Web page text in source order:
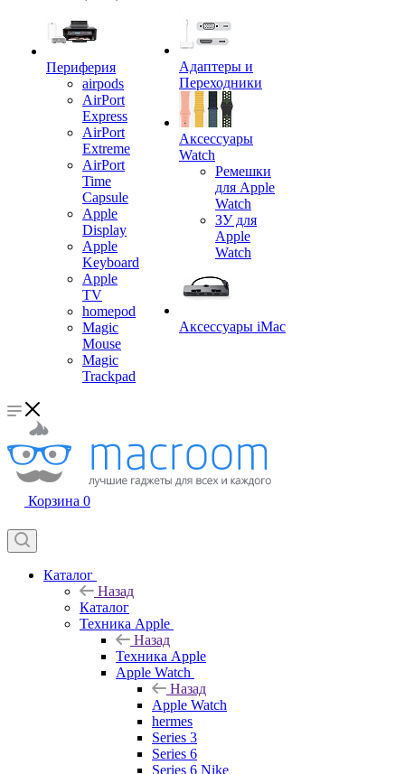
Периферия
airpods
AirPort
Express
AirPort
Extreme
AirPort
Time
Capsule
Apple
Display
Apple
Keyboard
Apple
TV
homepod
Magic
Mouse
Magic
Trackpad
Адаптеры и
Переходники
Аксессуары
Watch
Ремешки
для Apple
Watch
ЗУ для
Apple
Watch
Аксессуары iMac
Корзина 0
Каталог
Назад
Каталог
Техника Apple
Назад
Техника Apple
Apple Watch
Назад
Apple Watch
hermes
Series 3
Series 6
Series 6 Nike